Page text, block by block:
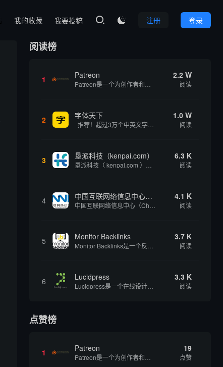
登录
注册

我的收藏 我要投稿
阅读榜
1 Patreon 2.2 W
阅读
2 字体天下 1.0 W
阅读
3 垦派科技（kenpai.com） 6.3 K
阅读
4 中国互联网络信息中心（CNNIC） 4.1 K
阅读
5 Monitor Backlinks 3.7 K
阅读
6 Lucidpress 3.3 K
阅读
点赞榜
1 Patreon 19
点赞